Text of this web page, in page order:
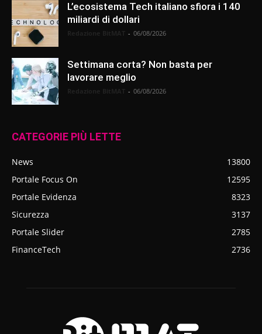
L’ecosistema Tech italiano sfiora i 140
miliardi di dollari
- 06/08/2026
Settimana corta? Non basta per
lavorare meglio
- 06/08/2026
CATEGORIE PIÙ LETTE
News
13800
Portale Focus On
12595
Portale Evidenza
8323
Sicurezza
3137
Portale Slider
2785
FinanceTech
2736